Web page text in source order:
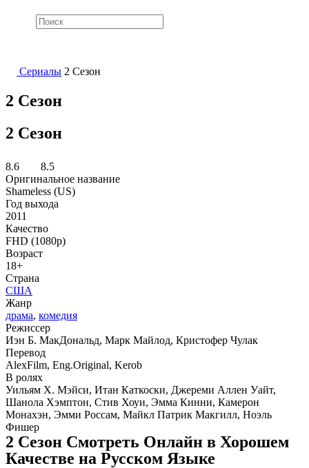
Сериалы 2 Сезон
2 Сезон
2 Сезон
8.6
8.5
Оригинальное название
Shameless (US)
Год выхода
2011
Качество
FHD (1080p)
Возраст
18+
Страна
США
Жанр
драма, комедия
Режиссер
Иэн Б. МакДональд, Марк Майлод, Кристофер Чулак
Перевод
AlexFilm, Eng.Original, Kerob
В ролях
Уильям Х. Мэйси, Итан Каткоски, Джереми Аллен Уайт,
Шанола Хэмптон, Стив Хоуи, Эмма Кинни, Камерон
Монахэн, Эмми Россам, Майкл Патрик Макгилл, Ноэль
Фишер
2 Сезон Смотреть Онлайн в Хорошем
Качестве на Русском Языке